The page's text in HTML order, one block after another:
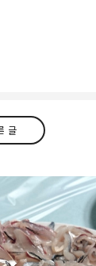
글
카카오스토